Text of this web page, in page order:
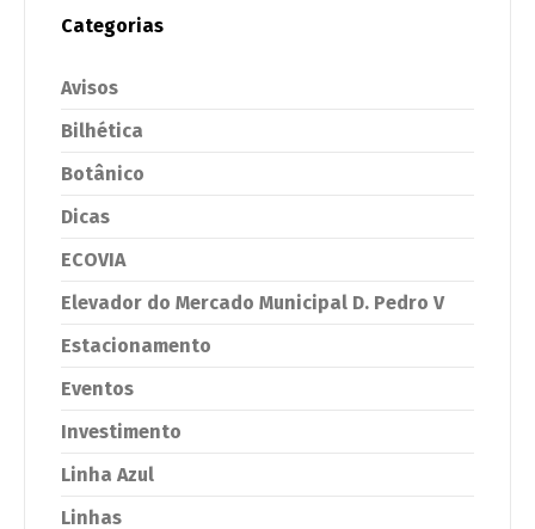
Categorias
Avisos
Bilhética
Botânico
Dicas
ECOVIA
Elevador do Mercado Municipal D. Pedro V
Estacionamento
Eventos
Investimento
Linha Azul
Linhas